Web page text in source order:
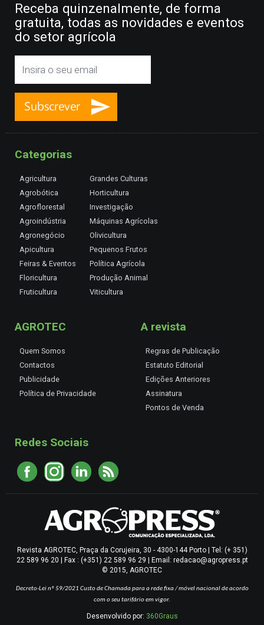
Receba quinzenalmente, de forma
gratuita, todas as novidades e eventos
do setor agrícola
Categorias
Agricultura
Agrobótica
Agroflorestal
Agroindústria
Agronegócio
Apicultura
Feiras & Eventos
Floricultura
Fruticultura
Grandes Culturas
Horticultura
Investigação
Máquinas Agrícolas
Olivicultura
Pequenos Frutos
Política Agrícola
Produção Animal
Viticultura
AGROTEC
Quem Somos
Contactos
Publicidade
Política de Privacidade
A revista
Regras de Publicação
Estatuto Editorial
Edições Anteriores
Assinatura
Pontos de Venda
Redes Sociais
Revista AGROTEC, Praça da Corujeira, 30 - 4300-144 Porto | Tel: (+ 351)
22 589 96 20 | Fax : (+351) 22 589 96 29 | Email: redacao@agropress.pt
© 2015, AGROTEC
Decreto-Lei nº 59/2021 Custo de Chamada para a rede fixa / móvel nacional de acordo
com o seu tarifário em vigor.
Desenvolvido por: 360Graus